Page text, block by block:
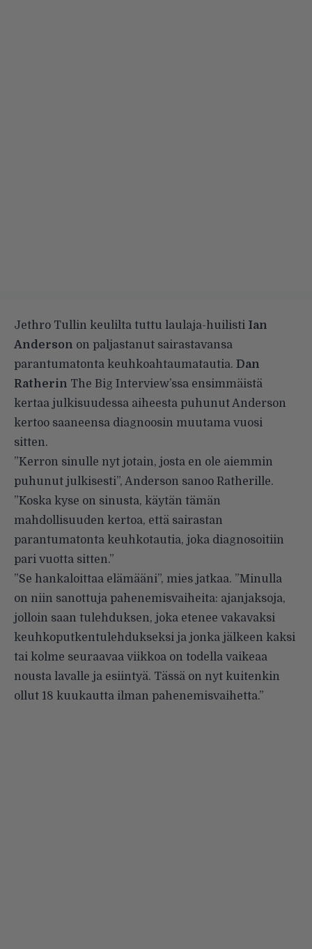
Jethro Tullin keulilta tuttu laulaja-huilisti Ian
Anderson on paljastanut sairastavansa
parantumatonta keuhkoahtaumatautia. Dan
Ratherin The Big Interview’ssa ensimmäistä
kertaa julkisuudessa aiheesta puhunut Anderson
kertoo saaneensa diagnoosin muutama vuosi
sitten.
”Kerron sinulle nyt jotain, josta en ole aiemmin
puhunut julkisesti”, Anderson sanoo Ratherille.
”Koska kyse on sinusta, käytän tämän
mahdollisuuden kertoa, että sairastan
parantumatonta keuhkotautia, joka diagnosoitiin
pari vuotta sitten.”
”Se hankaloittaa elämääni”, mies jatkaa. ”Minulla
on niin sanottuja pahenemisvaiheita: ajanjaksoja,
jolloin saan tulehduksen, joka etenee vakavaksi
keuhkoputkentulehdukseksi ja jonka jälkeen kaksi
tai kolme seuraavaa viikkoa on todella vaikeaa
nousta lavalle ja esiintyä. Tässä on nyt kuitenkin
ollut 18 kuukautta ilman pahenemisvaihetta.”